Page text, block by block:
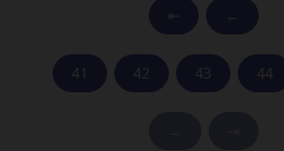
⇤ ←
41 42 43 44